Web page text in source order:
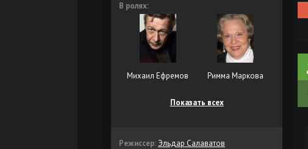
В ролях:
Михаил Ефремов Римма Маркова
Показать всех
Режиссер: Эльдар Салаватов